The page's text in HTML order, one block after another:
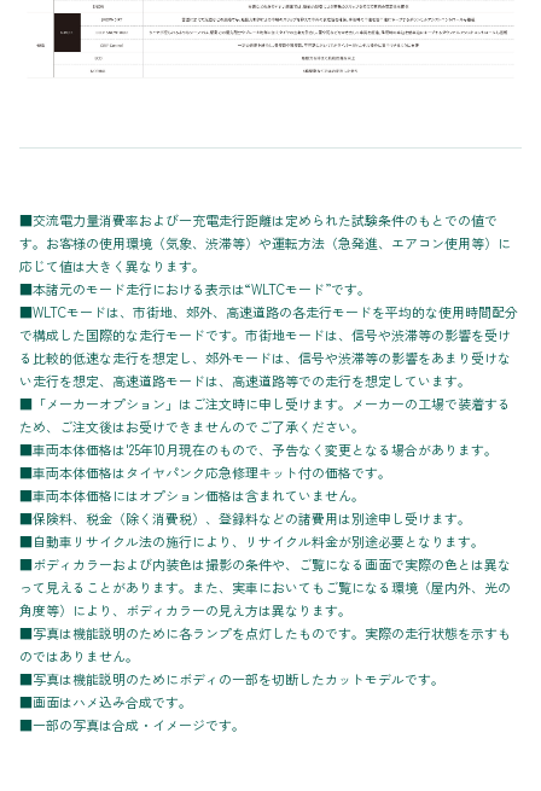
■交流電力量消費率および一充電走行距離は定められた試験条件のもとでの値で
す。お客様の使用環境（気象、渋滞等）や運転方法（急発進、エアコン使用等）に
応じて値は大きく異なります。
■本諸元のモード走行における表示は“WLTCモード”です。
■WLTCモードは、市街地、郊外、高速道路の各走行モードを平均的な使用時間配分
で構成した国際的な走行モードです。市街地モードは、信号や渋滞等の影響を受け
る比較的低速な走行を想定し、郊外モードは、信号や渋滞等の影響をあまり受けな
い走行を想定、高速道路モードは、高速道路等での走行を想定しています。
■「メーカーオプション」はご注文時に申し受けます。メーカーの工場で装着する
ため、ご注文後はお受けできませんのでご了承ください。
■車両本体価格は'25年10月現在のもので、予告なく変更となる場合があります。
■車両本体価格はタイヤパンク応急修理キット付の価格です。
■車両本体価格にはオプション価格は含まれていません。
■保険料、税金（除く消費税）、登録料などの諸費用は別途申し受けます。
■自動車リサイクル法の施行により、リサイクル料金が別途必要となります。
■ボディカラーおよび内装色は撮影の条件や、ご覧になる画面で実際の色とは異な
って見えることがあります。また、実車においてもご覧になる環境（屋内外、光の
角度等）により、ボディカラーの見え方は異なります。
■写真は機能説明のために各ランプを点灯したものです。実際の走行状態を示すも
のではありません。
■写真は機能説明のためにボディの一部を切断したカットモデルです。
■画面はハメ込み合成です。
■一部の写真は合成・イメージです。